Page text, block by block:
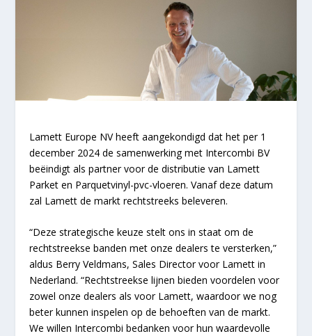
Lamett Europe NV heeft aangekondigd dat het per 1
december 2024 de samenwerking met Intercombi BV
beëindigt als partner voor de distributie van Lamett
Parket en Parquetvinyl-pvc-vloeren. Vanaf deze datum
zal Lamett de markt rechtstreeks beleveren.
“Deze strategische keuze stelt ons in staat om de
rechtstreekse banden met onze dealers te versterken,”
aldus Berry Veldmans, Sales Director voor Lamett in
Nederland. “Rechtstreekse lijnen bieden voordelen voor
zowel onze dealers als voor Lamett, waardoor we nog
beter kunnen inspelen op de behoeften van de markt.
We willen Intercombi bedanken voor hun waardevolle